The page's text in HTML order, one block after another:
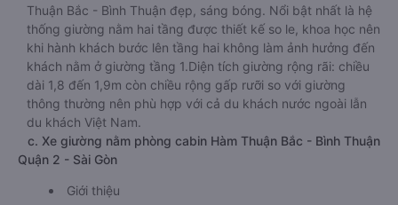
Thuận Bắc - Bình Thuận đẹp, sáng bóng. Nổi bật nhất là hệ
thống giường nằm hai tầng được thiết kế so le, khoa học nên
khi hành khách bước lên tầng hai không làm ảnh hưởng đến
khách nằm ở giường tầng 1.Diện tích giường rộng rãi: chiều
dài 1,8 đến 1,9m còn chiều rộng gấp rưỡi so với giường
thông thường nên phù hợp với cả du khách nước ngoài lẫn
du khách Việt Nam.
c. Xe giường nằm phòng cabin Hàm Thuận Bắc - Bình Thuận
Quận 2 - Sài Gòn
Giới thiệu